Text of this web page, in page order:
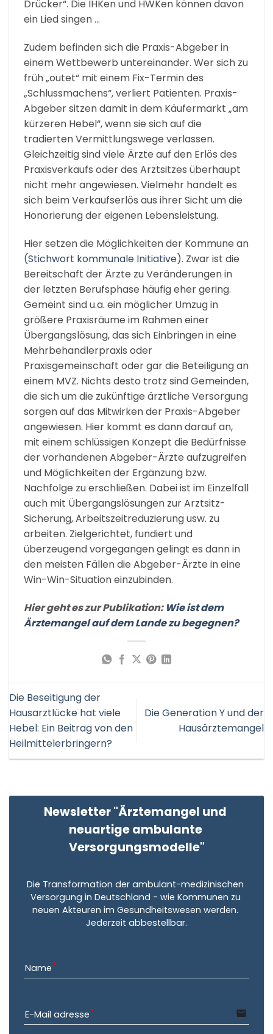
Drücker“. Die IHKen und HWKen können davon
ein Lied singen …
Zudem befinden sich die Praxis-Abgeber in
einem Wettbewerb untereinander. Wer sich zu
früh „outet“ mit einem Fix-Termin des
„Schlussmachens“, verliert Patienten. Praxis-
Abgeber sitzen damit in dem Käufermarkt „am
kürzeren Hebel“, wenn sie sich auf die
tradierten Vermittlungswege verlassen.
Gleichzeitig sind viele Ärzte auf den Erlös des
Praxisverkaufs oder des Arztsitzes überhaupt
nicht mehr angewiesen. Vielmehr handelt es
sich beim Verkaufserlös aus ihrer Sicht um die
Honorierung der eigenen Lebensleistung.
Hier setzen die Möglichkeiten der Kommune an
(Stichwort kommunale Initiative). Zwar ist die
Bereitschaft der Ärzte zu Veränderungen in
der letzten Berufsphase häufig eher gering.
Gemeint sind u.a. ein möglicher Umzug in
größere Praxisräume im Rahmen einer
Übergangslösung, das sich Einbringen in eine
Mehrbehandlerpraxis oder
Praxisgemeinschaft oder gar die Beteiligung an
einem MVZ. Nichts desto trotz sind Gemeinden,
die sich um die zukünftige ärztliche Versorgung
sorgen auf das Mitwirken der Praxis-Abgeber
angewiesen. Hier kommt es dann darauf an,
mit einem schlüssigen Konzept die Bedürfnisse
der vorhandenen Abgeber-Ärzte aufzugreifen
und Möglichkeiten der Ergänzung bzw.
Nachfolge zu erschließen. Dabei ist im Einzelfall
auch mit Übergangslösungen zur Arztsitz-
Sicherung, Arbeitszeitreduzierung usw. zu
arbeiten. Zielgerichtet, fundiert und
überzeugend vorgegangen gelingt es dann in
den meisten Fällen die Abgeber-Ärzte in eine
Win-Win-Situation einzubinden.
Hier geht es zur Publikation: Wie ist dem
Ärztemangel auf dem Lande zu begegnen?
Die Beseitigung der
Hausarztlücke hat viele
Hebel: Ein Beitrag von den
Heilmittelerbringern?
Die Generation Y und der
Hausärztemangel
Newsletter "Ärztemangel und
neuartige ambulante
Versorgungsmodelle"
Die Transformation der ambulant-medizinischen
Versorgung in Deutschland - wie Kommunen zu
neuen Akteuren im Gesundheitswesen werden.
Jederzeit abbestellbar.
Name
E-Mail adresse email